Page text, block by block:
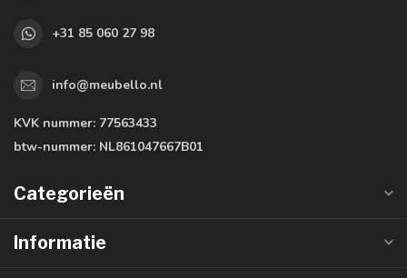
+31 85 060 27 98
info@meubello.nl
KVK nummer: 77563433
btw-nummer: NL861047667B01
Categorieën
Informatie